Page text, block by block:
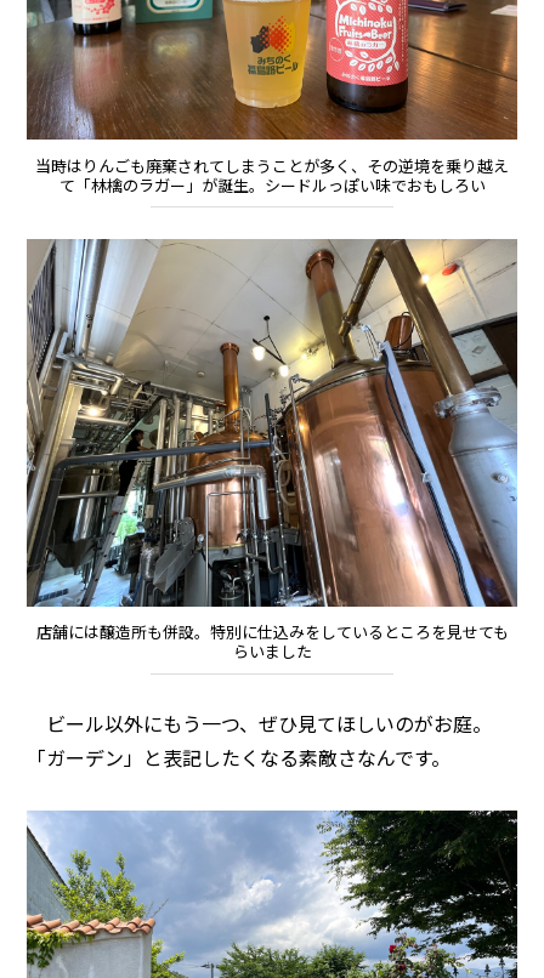
当時はりんごも廃棄されてしまうことが多く、その逆境を乗り越え
て「林檎のラガー」が誕生。シードルっぽい味でおもしろい
店舗には醸造所も併設。特別に仕込みをしているところを見せても
らいました
ビール以外にもう一つ、ぜひ見てほしいのがお庭。
「ガーデン」と表記したくなる素敵さなんです。